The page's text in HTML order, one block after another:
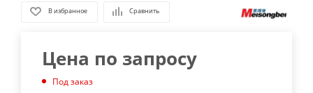
В избранное Сравнить
Цена по запросу
Под заказ